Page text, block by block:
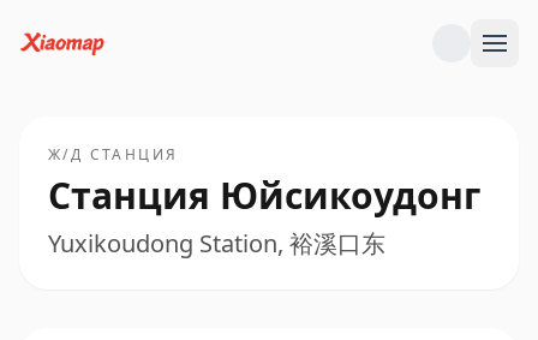
Ж/Д СТАНЦИЯ
Станция Юйсикоудонг
Yuxikoudong Station, 裕溪口东